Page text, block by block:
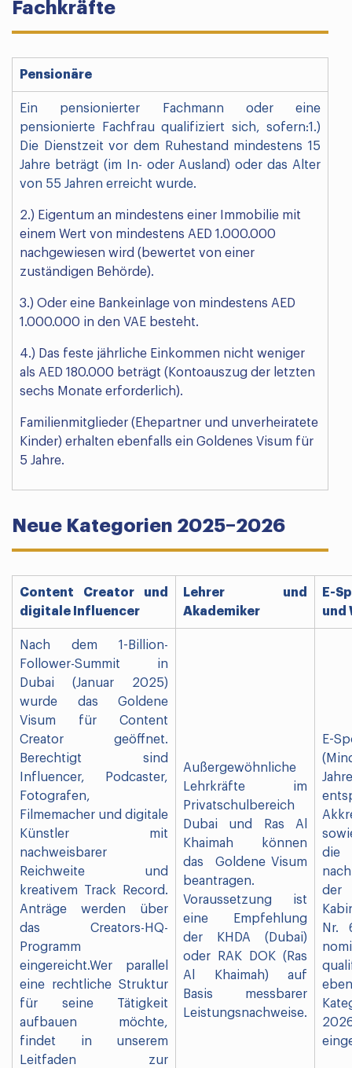
Fachkräfte
Pensionäre
Ein pensionierter Fachmann oder eine
pensionierte Fachfrau qualifiziert sich, sofern:1.)
Die Dienstzeit vor dem Ruhestand mindestens 15
Jahre beträgt (im In- oder Ausland) oder das Alter
von 55 Jahren erreicht wurde.
2.) Eigentum an mindestens einer Immobilie mit
einem Wert von mindestens AED 1.000.000
nachgewiesen wird (bewertet von einer
zuständigen Behörde).
3.) Oder eine Bankeinlage von mindestens AED
1.000.000 in den VAE besteht.
4.) Das feste jährliche Einkommen nicht weniger
als AED 180.000 beträgt (Kontoauszug der letzten
sechs Monate erforderlich).
Familienmitglieder (Ehepartner und unverheiratete
Kinder) erhalten ebenfalls ein Goldenes Visum für
5 Jahre.
Neue Kategorien 2025–2026
Content Creator und
digitale Influencer
Lehrer und
Akademiker
E-
und
Nach dem 1-Billion-
Follower-Summit in
Dubai (Januar 2025)
wurde das Goldene
Visum für Content
Creator geöffnet.
Berechtigt sind
Influencer, Podcaster,
Fotografen,
Filmemacher und digitale
Künstler mit
nachweisbarer
Reichweite und
kreativem Track Record.
Anträge werden über
das Creators-HQ-
Programm
eingereicht.Wer parallel
eine rechtliche Struktur
für seine Tätigkeit
aufbauen möchte,
findet in unserem
Leitfaden zur
Außergewöhnliche
Lehrkräfte im
Privatschulbereich
Dubai und Ras Al
Khaimah können
das Goldene Visum
beantragen.
Voraussetzung ist
eine Empfehlung
der KHDA (Dubai)
oder RAK DOK (Ras
Al Khaimah) auf
Basis messbarer
Leistungsnachweise.
E-
die
der
Nr.